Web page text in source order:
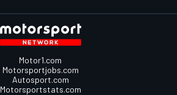
Motor1.com
Motorsportjobs.com
Autosport.com
Motorsportstats.com